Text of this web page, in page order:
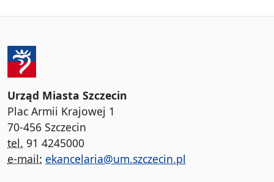
Urząd Miasta Szczecin
Plac Armii Krajowej 1
70-456 Szczecin
tel. 91 4245000
e-mail: ekancelaria@um.szczecin.pl